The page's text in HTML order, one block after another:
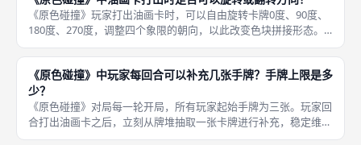
《原色碰撞》玩家打出油画卡时，可以自由旋转卡牌0度、90度、
180度、270度，调整四个象限的朝向，以此改变色块拼接形态。
规则禁止翻转卡牌，卡牌背面没有色彩图案，不能翻面使用。 新
人很容易忽略旋转规则，直接按照原始方向摆放，错失构建目标图
案
《原色碰撞》中玩家每回合可以补充几张手牌？手牌上限是多
少？
《原色碰撞》对局每一轮开局，所有玩家起始手牌为三张。玩家回
合打出油画卡之后，立刻从牌堆抽取一张卡牌进行补充，稳定维持
手牌数量。游戏没有设置手牌上限，理论上可以持续囤积大量油画